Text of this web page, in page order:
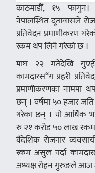
काठमाडौँ, १५
नेपालस्थित दूतावासले
प्रतिवेदन प्रमाणीकरण
रकम थप लिने गरेको छ ।
माघ २२ गतेदेखि
कामदारस“ग प्रहरी
प्रमाणीकरणका नाममा
छन् । वर्षमा ५० हजार
गरेका छन् । यो आर्थिक
रु २१ करोड ५० लाख
वैदेशिक रोजगार
रकम असुल गर्दा
अध्यक्ष रोहन गुरुङले आज